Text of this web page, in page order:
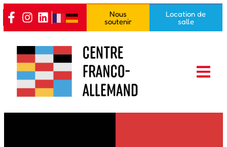
Nous
soutenir
Location de
salle